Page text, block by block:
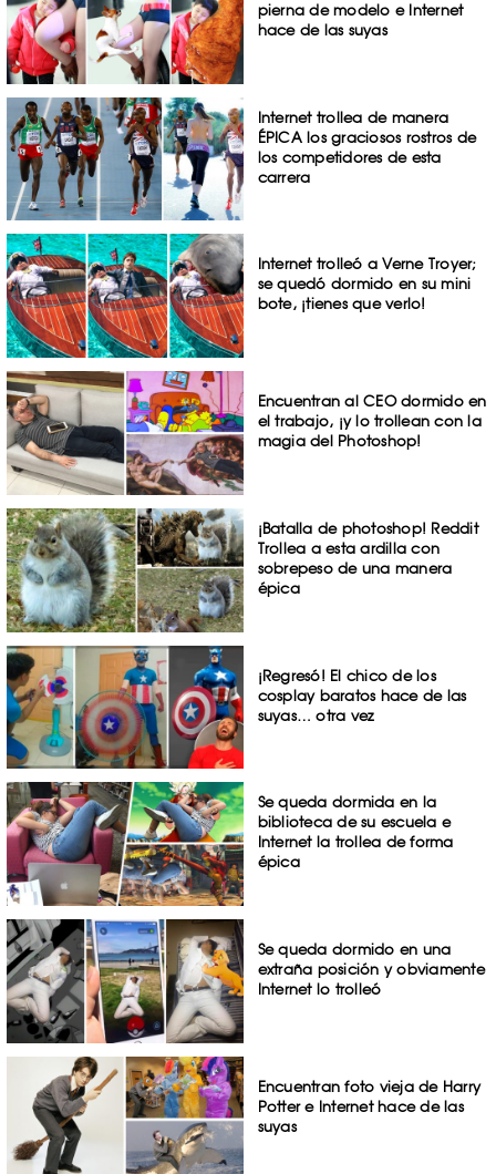
pierna de modelo e Internet
hace de las suyas
Internet trollea de manera
ÉPICA los graciosos rostros de
los competidores de esta
carrera
Internet trolleó a Verne Troyer;
se quedó dormido en su mini
bote, ¡tienes que verlo!
Encuentran al CEO dormido en
el trabajo, ¡y lo trollean con la
magia del Photoshop!
¡Batalla de photoshop! Reddit
Trollea a esta ardilla con
sobrepeso de una manera
épica
¡Regresó! El chico de los
cosplay baratos hace de las
suyas… otra vez
Se queda dormida en la
biblioteca de su escuela e
Internet la trollea de forma
épica
Se queda dormido en una
extraña posición y obviamente
Internet lo trolleó
Encuentran foto vieja de Harry
Potter e Internet hace de las
suyas